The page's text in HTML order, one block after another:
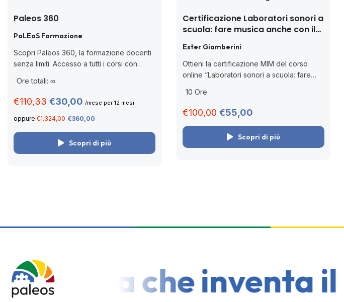
Paleos 360
PaLEoS Formazione
Scopri Paleos 360, la formazione docenti
senza limiti. Accesso a tutti i corsi con
valida per aggiornamento professionale,
senza scadenza. Cos’è Paleos 360?
Paleos 360...
Ore totali: ∞
€110,33 €30,00 /mese per 12 mesi
oppure €1.324,00 €360,00
Scopri di più
Certificazione Laboratori sonori a
scuola: fare musica anche con il
Ester Giamberini
Ottieni la certificazione MIM del corso
online “Laboratori sonori a scuola: fare
D.M. 170/2016). 🧑🏻‍💻 Corso online
asincrono senza scadenza. Acquista
adesso,...
10 Ore
€100,00 €55,00
Scopri di più
Scuola che inventa il